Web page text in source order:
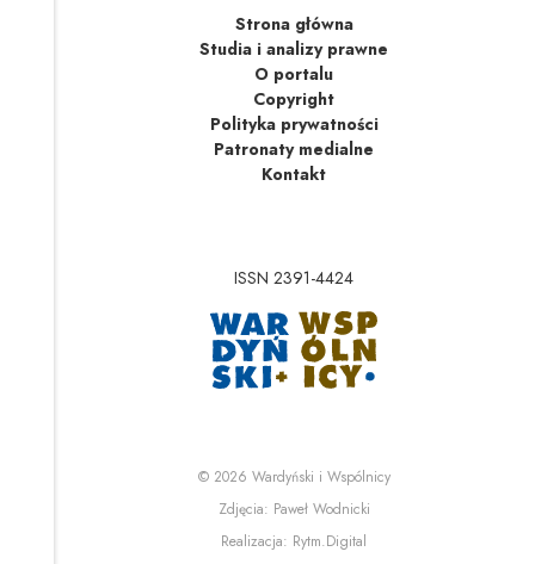
Strona główna
Studia i analizy prawne
O portalu
Copyright
Polityka prywatności
Patronaty medialne
Kontakt
ISSN 2391-4424
Uwaga, link zostanie
© 2026 Wardyński i WspólnicyUwaga, link zostanie
Zdjęcia: Paweł WodnickiUwaga, link zostanie
Realizacja: Rytm.Digital